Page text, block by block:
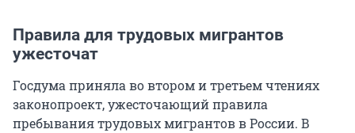
Правила для трудовых мигрантов
ужесточат
Госдума приняла во втором и третьем чтениях
законопроект, ужесточающий правила
пребывания трудовых мигрантов в России. В